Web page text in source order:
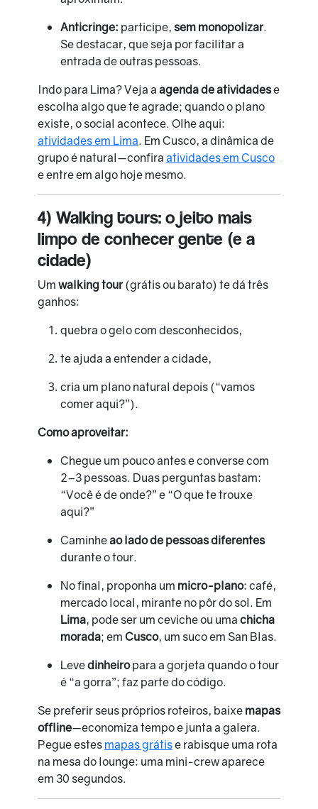
Anticringe: participe, sem monopolizar.
Se destacar, que seja por facilitar a
entrada de outras pessoas.
Indo para Lima? Veja a agenda de atividadese
escolha algo que te agrade; quando o plano
existe, o social acontece. Olhe aqui:
atividades em Lima. Em Cusco, a dinâmica de
grupo é natural—confira atividades em Cusco
e entre em algo hoje mesmo.
4) Walking tours: o jeito mais
limpo de conhecer gente (e a
cidade)
Um walking tour(grátis ou barato) te dá três
ganhos:
quebra o gelo com desconhecidos,
te ajuda a entender a cidade,
cria um plano natural depois (“vamos
comer aqui?”).
Como aproveitar:
Chegue um pouco antes e converse com
2–3 pessoas. Duas perguntas bastam:
“Você é de onde?” e “O que te trouxe
aqui?”
Caminheao lado de pessoas diferentes
durante o tour.
No final, proponha um micro-plano: café,
mercado local, mirante no pôr do sol. Em
Lima, pode ser um ceviche ou uma chicha
morada; em Cusco, um suco em San Blas.
Levedinheiropara a gorjeta quando o tour
é “a gorra”; faz parte do código.
Se preferir seus próprios roteiros, baixe mapas
offline—economiza tempo e junta a galera.
Pegue estes mapas grátise rabisque uma rota
na mesa do lounge: uma mini-crew aparece
em 30 segundos.